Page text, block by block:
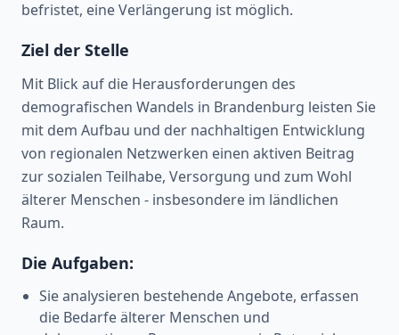
befristet, eine Verlängerung ist möglich.
Ziel der Stelle
Mit Blick auf die Herausforderungen des
demografischen Wandels in Brandenburg leisten Sie
mit dem Aufbau und der nachhaltigen Entwicklung
von regionalen Netzwerken einen aktiven Beitrag
zur sozialen Teilhabe, Versorgung und zum Wohl
älterer Menschen - insbesondere im ländlichen
Raum.
Die Aufgaben:
Sie analysieren bestehende Angebote, erfassen
die Bedarfe älterer Menschen und